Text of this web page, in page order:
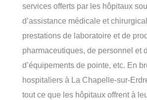
services offerts par les hôpitaux
d’assistance médicale et
prestations de laboratoire et de
pharmaceutiques, de personnel et
d’équipements de pointe, etc. En
hospitaliers à La Chapelle-sur-
tout ce que les hôpitaux offrent à